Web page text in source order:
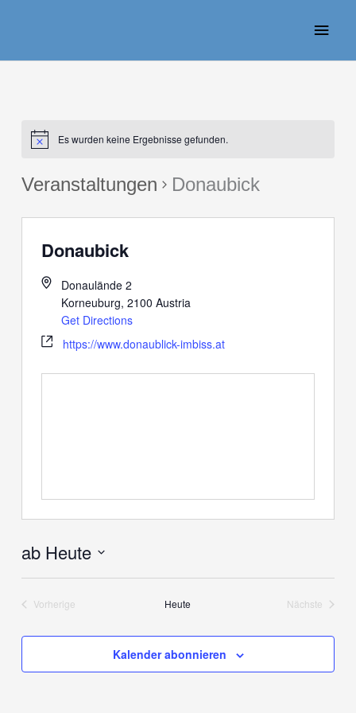
Es wurden keine Ergebnisse gefunden.
Veranstaltungen Donaubick
Donaubick
Donaulände 2
Korneuburg, 2100 Austria
Get Directions
https://www.donaublick-imbiss.at
ab Heute
Vorherige
Heute
Nächste
Kalender abonnieren